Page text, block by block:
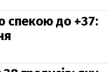
спекою до +37: